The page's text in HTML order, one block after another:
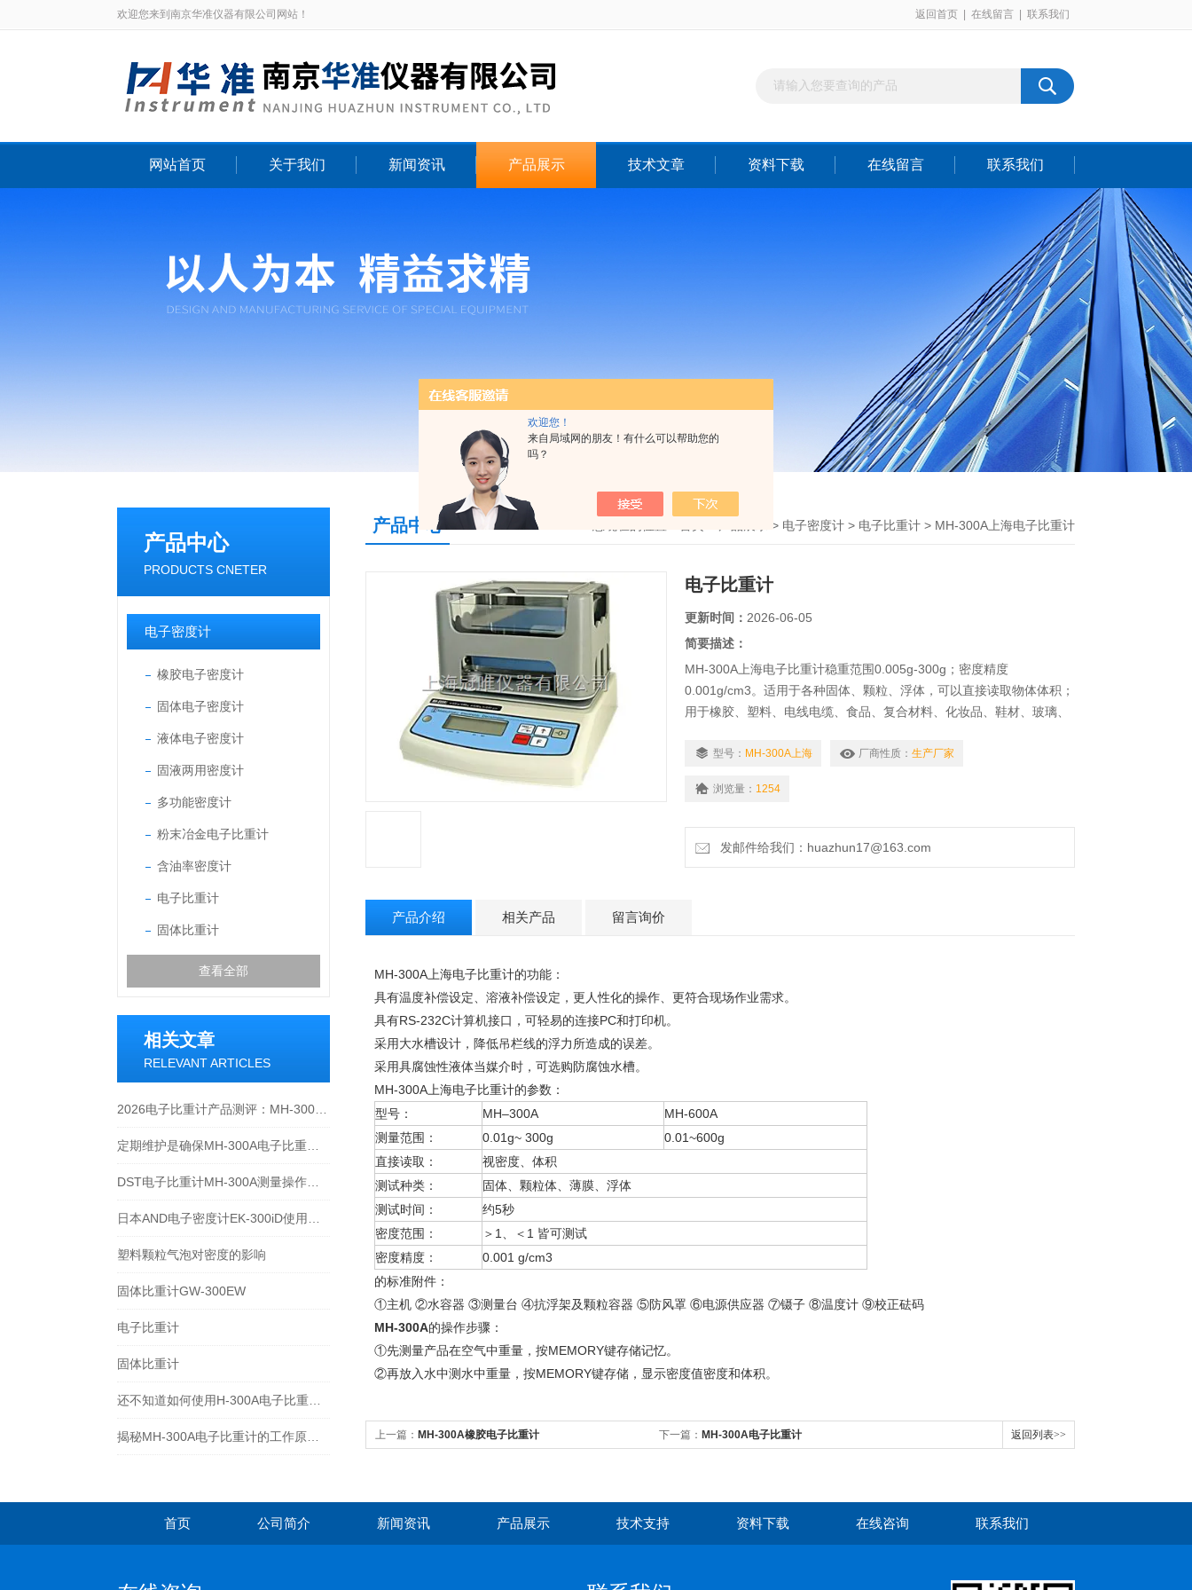
欢迎您！
来自局域网的朋友！有什么可以帮助您的
吗？
欢迎您来到南京华准仪器有限公司网站！ 返回首页 在线留言 联系我们
网站首页 关于我们 新闻资讯 产品展示 技术文章 资料下载 在线留言 联系我们
产品中心
PRODUCTS CNETER
电子密度计
橡胶电子密度计
固体电子密度计
液体电子密度计
固液两用密度计
多功能密度计
粉末冶金电子比重计
含油率密度计
电子比重计
固体比重计
查看全部
相关文章
RELEVANT ARTICLES
塑料颗粒气泡对密度的影响
固体比重计GW-300EW
电子比重计
固体比重计
产品中心 > 电子密度计 > 电子比重计 > MH-300A上海电子比重计
电子比重计
更新时间： 2026-06-05
简要描述：
MH-300A上海电子比重计稳重范围0.005g-300g；密度精度
0.001g/cm3。适用于各种固体、颗粒、浮体，可以直接读取物体体积；
用于橡胶、塑料、电线电缆、食品、复合材料、化妆品、鞋材、玻璃、
值。 型号： MH-300A上海 厂商性质： 生产厂家
浏览量： 1254
发邮件给我们：huazhun17@163.com
产品介绍 相关产品 留言询价
MH-300A上海电子比重计的功能：
具有温度补偿设定、溶液补偿设定，更人性化的操作、更符合现场作业需求。
具有RS-232C计算机接口，可轻易的连接PC和打印机。
采用大水槽设计，降低吊栏线的浮力所造成的误差。
采用具腐蚀性液体当媒介时，可选购防腐蚀水槽。
MH-300A上海电子比重计的参数：
型号：
MH–300A
MH-600A
测量范围：
0.01g~ 300g
0.01~600g
直接读取：
视密度、体积
测试种类：
固体、颗粒体、薄膜、浮体
测试时间：
约5秒
密度范围：
＞1、＜1 皆可测试
密度精度：
0.001 g/cm3
的标准附件：
①主机 ②水容器 ③测量台 ④抗浮架及颗粒容器 ⑤防风罩 ⑥电源供应器 ⑦镊子 ⑧温度计 ⑨校正砝码
MH-300A的操作步骤：
①先测量产品在空气中重量，按MEMORY键存储记忆。
②再放入水中测水中重量，按MEMORY键存储，显示密度值密度和体积。
上一篇： MH-300A橡胶电子比重计 下一篇： MH-300A电子比重计 返回列表>>
首页 公司简介 新闻资讯 产品展示 技术支持 资料下载 在线咨询 联系我们